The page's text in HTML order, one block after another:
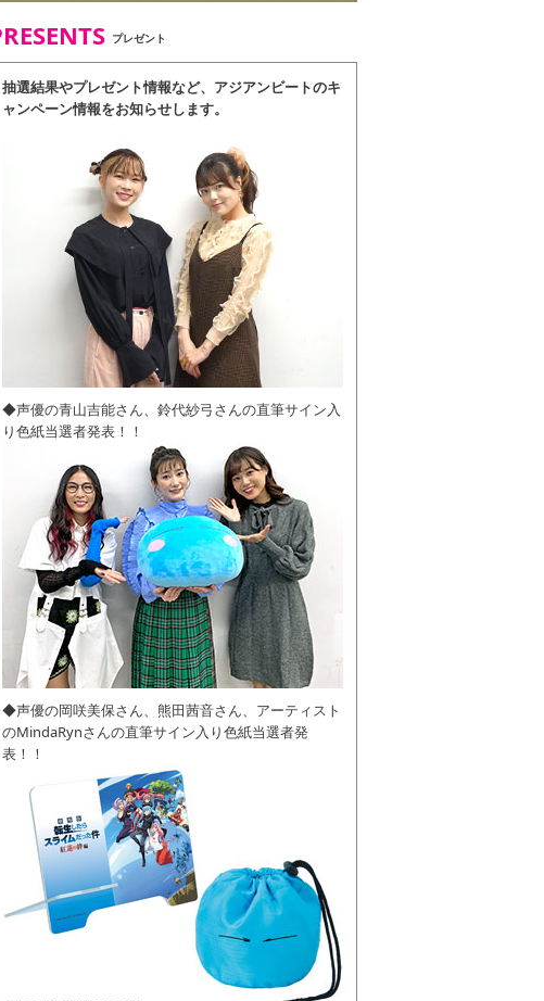
プレゼント
抽選結果やプレゼント情報など、アジアンビートのキ
ャンペーン情報をお知らせします。
◆声優の青山吉能さん、鈴代紗弓さんの直筆サイン入
り色紙当選者発表！！
◆声優の岡咲美保さん、熊田茜音さん、アーティスト
のMindaRynさんの直筆サイン入り色紙当選者発
表！！